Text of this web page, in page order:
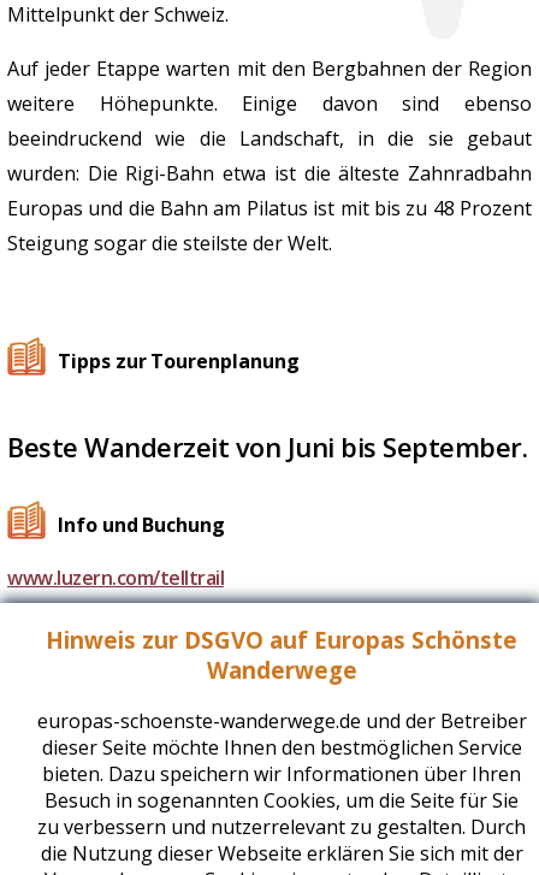
Mittelpunkt der Schweiz.
Auf jeder Etappe warten mit den Bergbahnen der Region
weitere Höhepunkte. Einige davon sind ebenso
beeindruckend wie die Landschaft, in die sie gebaut
wurden: Die Rigi-Bahn etwa ist die älteste Zahnradbahn
Europas und die Bahn am Pilatus ist mit bis zu 48 Prozent
Steigung sogar die steilste der Welt.
Tipps zur Tourenplanung
Beste Wanderzeit von Juni bis September.
Info und Buchung
www.luzern.com/telltrail
Ausrüstungstipps
Hinweis zur DSGVO auf Europas Schönste
Wanderwege
europas-schoenste-wanderwege.de und der Betreiber
dieser Seite möchte Ihnen den bestmöglichen Service
bieten. Dazu speichern wir Informationen über Ihren
Besuch in sogenannten Cookies, um die Seite für Sie
zu verbessern und nutzerrelevant zu gestalten. Durch
die Nutzung dieser Webseite erklären Sie sich mit der